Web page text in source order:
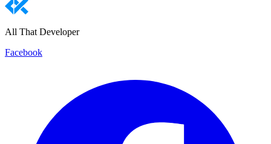
All That Developer
Facebook